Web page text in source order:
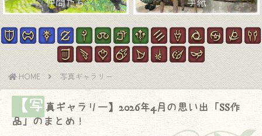
仲間たち 手紙
HOME 写真ギャラリー
【写 真ギャラリー】2026年4月の思い出「SS作
品」のまとめ！